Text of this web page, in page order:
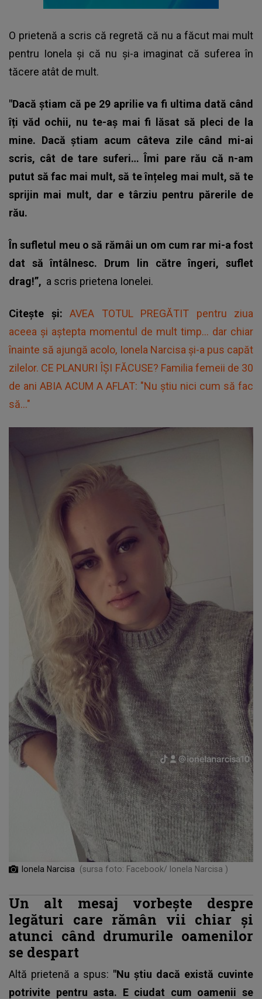
O prietenă a scris că regretă că nu a făcut mai mult
pentru Ionela și că nu și-a imaginat că suferea în
tăcere atât de mult.
"Dacă știam că pe 29 aprilie va fi ultima dată când
îți văd ochii, nu te-aș mai fi lăsat să pleci de la
mine. Dacă știam acum câteva zile când mi-ai
scris, cât de tare suferi… Îmi pare rău că n-am
putut să fac mai mult, să te înțeleg mai mult, să te
sprijin mai mult, dar e târziu pentru părerile de
rău.
În sufletul meu o să rămâi un om cum rar mi-a fost
dat să întâlnesc. Drum lin către îngeri, suflet
drag!”, a scris prietena Ionelei.
Citește și: AVEA TOTUL PREGĂTIT pentru ziua
aceea și aștepta momentul de mult timp... dar chiar
înainte să ajungă acolo, Ionela Narcisa și-a pus capăt
zilelor. CE PLANURI ÎȘI FĂCUSE? Familia femeii de 30
de ani ABIA ACUM A AFLAT: "Nu știu nici cum să fac
să..."
Ionela Narcisa (sursa foto: Facebook/ Ionela Narcisa )
Un alt mesaj vorbește despre
legături care rămân vii chiar și
atunci când drumurile oamenilor
se despart
Altă prietenă a spus: "Nu știu dacă există cuvinte
potrivite pentru asta. E ciudat cum oamenii se